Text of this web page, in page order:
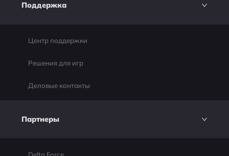
Поддержка
Центр поддержки
Решения для игр
Деловые контакты
Партнеры